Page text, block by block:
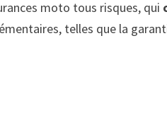
moto tous risques, qui
telles que la